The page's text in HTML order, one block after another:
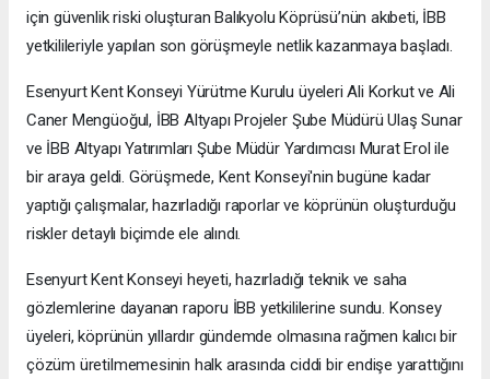
için güvenlik riski oluşturan Balıkyolu Köprüsü’nün akıbeti, İBB
yetkilileriyle yapılan son görüşmeyle netlik kazanmaya başladı.
Esenyurt Kent Konseyi Yürütme Kurulu üyeleri Ali Korkut ve Ali
Caner Mengüoğul, İBB Altyapı Projeler Şube Müdürü Ulaş Sunar
ve İBB Altyapı Yatırımları Şube Müdür Yardımcısı Murat Erol ile
bir araya geldi. Görüşmede, Kent Konseyi'nin bugüne kadar
yaptığı çalışmalar, hazırladığı raporlar ve köprünün oluşturduğu
riskler detaylı biçimde ele alındı.
Esenyurt Kent Konseyi heyeti, hazırladığı teknik ve saha
gözlemlerine dayanan raporu İBB yetkililerine sundu. Konsey
üyeleri, köprünün yıllardır gündemde olmasına rağmen kalıcı bir
çözüm üretilmemesinin halk arasında ciddi bir endişe yarattığını